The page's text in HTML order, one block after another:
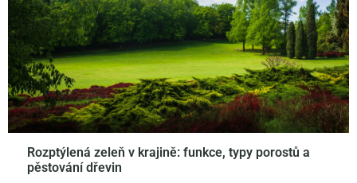
Rozptýlená zeleň v krajině: funkce, typy porostů a
pěstování dřevin